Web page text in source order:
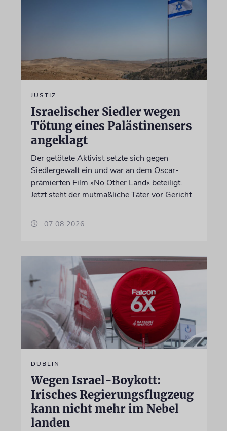
JUSTIZ
Israelischer Siedler wegen
Tötung eines Palästinensers
angeklagt
Der getötete Aktivist setzte sich gegen
Siedlergewalt ein und war an dem Oscar-
prämierten Film »No Other Land« beteiligt.
Jetzt steht der mutmaßliche Täter vor Gericht
07.08.2026
DUBLIN
Wegen Israel-Boykott:
Irisches Regierungsflugzeug
kann nicht mehr im Nebel
landen